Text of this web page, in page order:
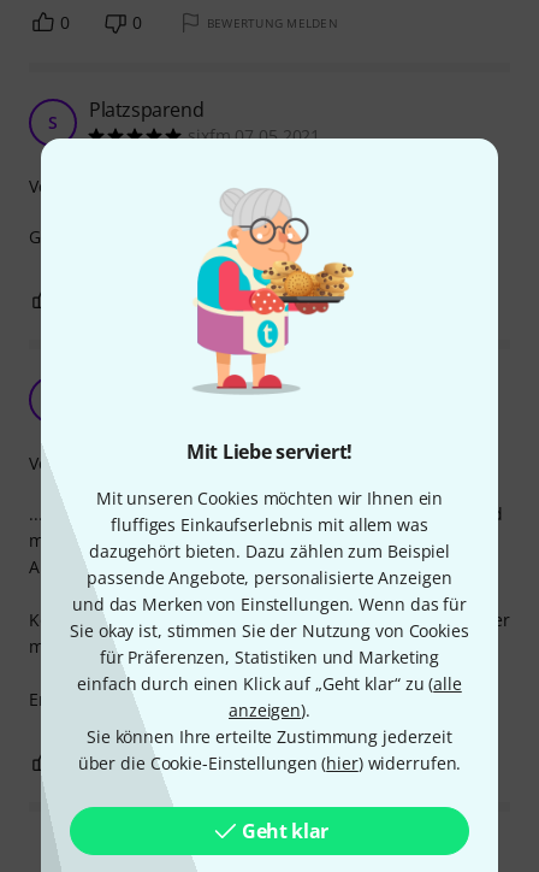
Mit Liebe serviert!
Mit unseren Cookies möchten wir Ihnen ein
fluffiges Einkaufserlebnis mit allem was
dazugehört bieten. Dazu zählen zum Beispiel
passende Angebote, personalisierte Anzeigen
und das Merken von Einstellungen. Wenn das für
Sie okay ist, stimmen Sie der Nutzung von Cookies
für Präferenzen, Statistiken und Marketing
einfach durch einen Klick auf „Geht klar“ zu (alle
anzeigen).
Sie können Ihre erteilte Zustimmung jederzeit
über die Cookie-Einstellungen (hier) widerrufen.
Geht klar
0 0 BEWERTUNG MELDEN
S Platzsparend
sixfm 07.05.2021
Gut um auf Pedalboards Platz zu sparen.
Verarbeitung
BEWERTUNG MELDEN
Flexibles, praktisches Kabel,...
... das ich als Verbindung zwischen dem Blackstar Fly 3 und
meinen CBG's beim Üben daheim, oder auch bei
Akustiksessions nutze, wenn der Amp eh neben mir steht.
Kompakt, sehr flexibles Material und sehr flach. Etwas teuer
mit 7.- ¤ für 120 cm Kabel, ist's mir aber wert.
Empfehlung!
Verarbeitung
0 BEWERTUNG MELDEN
Alle Bewertungen lesen